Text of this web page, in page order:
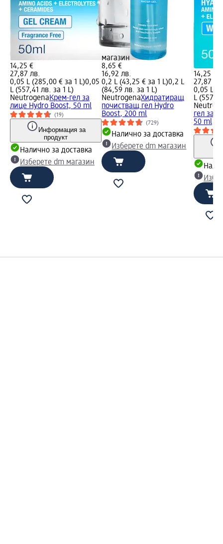
14,25 €
27,87 лв.
0,05 L (285,00 € за 1 L)0,05
L (557,41 лв. за 1 L)
NeutrogenaКрем-гел за
лице Hydro Boost, 50 ml
(19)
Информация за
продукт
Налично за доставка
Изберете dm магазин
магазин
8,65 €
16,92 лв.
0,2 L (43,25 € за 1 L)0,2 L
(84,59 лв. за 1 L)
NeutrogenaХидратиращ
почистващ гел Hydro
Boost, 200 ml
(729)
Налично за доставка
Изберете dm магазин
14,25 €
27,87
0,05 L
L
гел за
50 ml